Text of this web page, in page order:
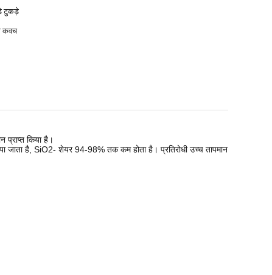
टुकड़े
कवच
प्राप्त किया है।
जाता है, SiO2- शेयर 94-98% तक कम होता है। प्रतिरोधी उच्च तापमान